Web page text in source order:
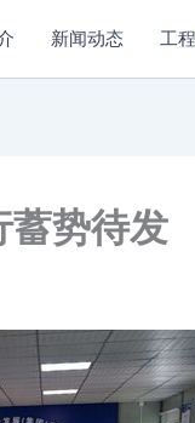
新闻动态 工
蓄势待发